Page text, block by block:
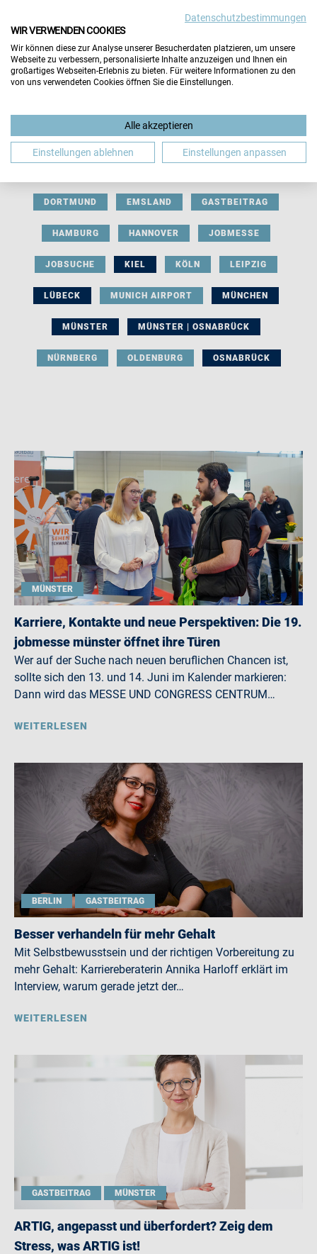
BERUFLICHE ORIENTIERUNG BEWERBUNG
DORTMUND EMSLAND GASTBEITRAG
HAMBURG HANNOVER JOBMESSE
JOBSUCHE KIEL KÖLN LEIPZIG
LÜBECK MUNICH AIRPORT MÜNCHEN
MÜNSTER MÜNSTER | OSNABRÜCK
NÜRNBERG OLDENBURG OSNABRÜCK
MÜNSTER
Karriere, Kontakte und neue Perspektiven: Die 19.
jobmesse münster öffnet ihre Türen
Wer auf der Suche nach neuen beruflichen Chancen ist,
sollte sich den 13. und 14. Juni im Kalender markieren:
Dann wird das MESSE UND CONGRESS CENTRUM…
WEITERLESEN
BERLIN GASTBEITRAG
Besser verhandeln für mehr Gehalt
Mit Selbstbewusstsein und der richtigen Vorbereitung zu
mehr Gehalt: Karriereberaterin Annika Harloff erklärt im
Interview, warum gerade jetzt der…
WEITERLESEN
GASTBEITRAG MÜNSTER
ARTIG, angepasst und überfordert? Zeig dem
Stress, was ARTIG ist!
Datenschutzbestimmungen
WIR VERWENDEN COOKIES
Wir können diese zur Analyse unserer Besucherdaten platzieren, um unsere
Webseite zu verbessern, personalisierte Inhalte anzuzeigen und Ihnen ein
großartiges Webseiten-Erlebnis zu bieten. Für weitere Informationen zu den
von uns verwendeten Cookies öffnen Sie die Einstellungen.
Alle akzeptieren
Einstellungen ablehnen Einstellungen anpassen